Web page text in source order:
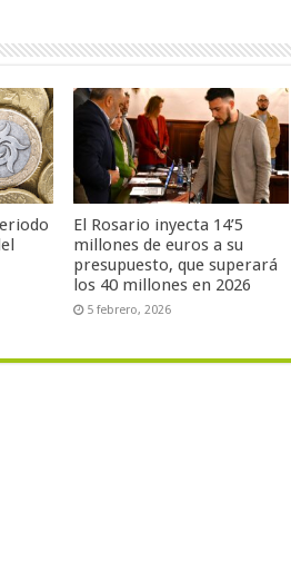
El Rosario inyecta 14’5
millones de euros a su
presupuesto, que superará
los 40 millones en 2026
5 febrero, 2026